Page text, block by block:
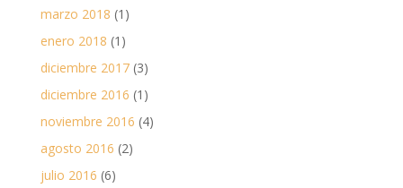
marzo 2018 (1)
enero 2018 (1)
diciembre 2017(3)
diciembre 2016 (1)
noviembre 2016 (4)
agosto 2016 (2)
julio 2016 (6)